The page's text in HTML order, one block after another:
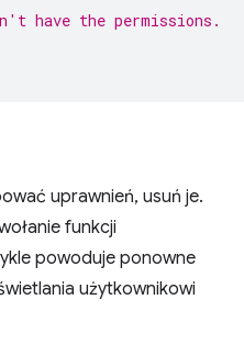
have the permissions.
uprawnień, usuń je.
funkcji
powoduje ponowne
użytkownikowi